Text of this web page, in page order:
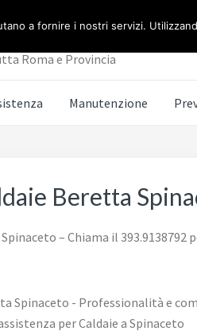
Roma e Provincia
Manutenzione
Beretta
– Chiama il
a fornire i nostri servizi.